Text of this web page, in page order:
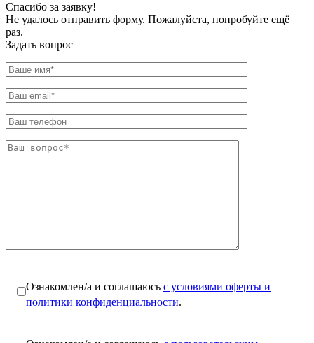
Спасибо за заявку!
Не удалось отправить форму. Пожалуйста, попробуйте ещё
раз.
Задать вопрос
Ознакомлен/а и соглашаюсь с условиями оферты и
политики конфиденциальности.